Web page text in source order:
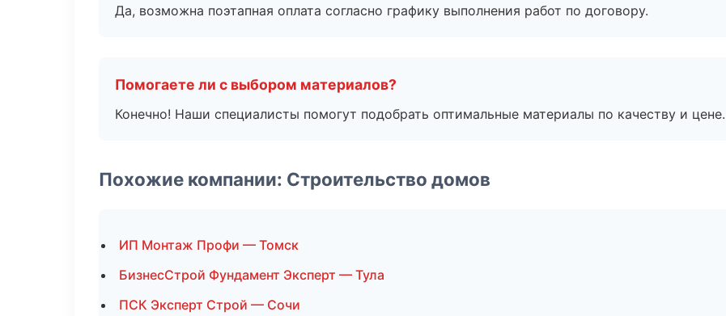
Да, возможна поэтапная оплата согласно графику выполнения работ по договору.
Помогаете ли с выбором материалов?
Конечно! Наши специалисты помогут подобрать оптимальные материалы по качеству и цене.
Похожие компании: Строительство домов
ИП Монтаж Профи — Томск
БизнесСтрой Фундамент Эксперт — Тула
ПСК Эксперт Строй — Сочи